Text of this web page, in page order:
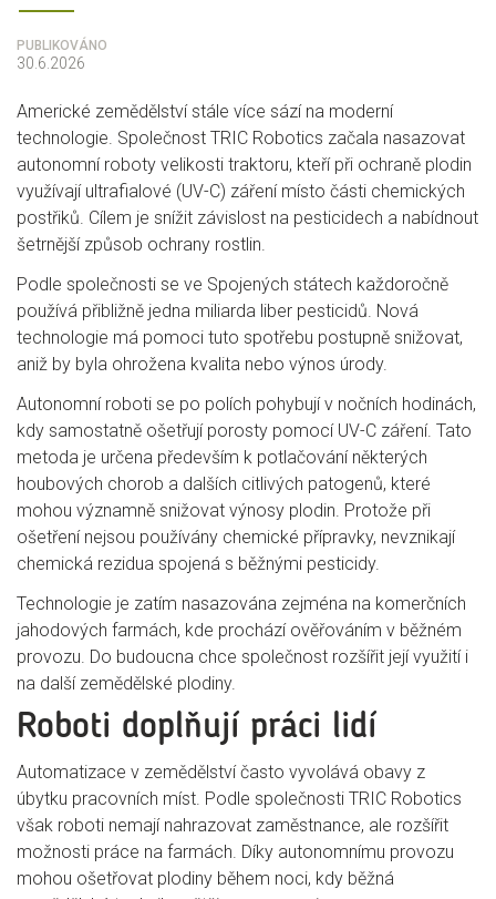
PUBLIKOVÁNO
30.6.2026
Americké zemědělství stále více sází na moderní
technologie. Společnost TRIC Robotics začala nasazovat
autonomní roboty velikosti traktoru, kteří při ochraně plodin
využívají ultrafialové (UV-C) záření místo části chemických
postřiků. Cílem je snížit závislost na pesticidech a nabídnout
šetrnější způsob ochrany rostlin.
Podle společnosti se ve Spojených státech každoročně
používá přibližně jedna miliarda liber pesticidů. Nová
technologie má pomoci tuto spotřebu postupně snižovat,
aniž by byla ohrožena kvalita nebo výnos úrody.
Autonomní roboti se po polích pohybují v nočních hodinách,
kdy samostatně ošetřují porosty pomocí UV-C záření. Tato
metoda je určena především k potlačování některých
houbových chorob a dalších citlivých patogenů, které
mohou významně snižovat výnosy plodin. Protože při
ošetření nejsou používány chemické přípravky, nevznikají
chemická rezidua spojená s běžnými pesticidy.
Technologie je zatím nasazována zejména na komerčních
jahodových farmách, kde prochází ověřováním v běžném
provozu. Do budoucna chce společnost rozšířit její využití i
na další zemědělské plodiny.
Roboti doplňují práci lidí
Automatizace v zemědělství často vyvolává obavy z
úbytku pracovních míst. Podle společnosti TRIC Robotics
však roboti nemají nahrazovat zaměstnance, ale rozšířit
možnosti práce na farmách. Díky autonomnímu provozu
mohou ošetřovat plodiny během noci, kdy běžná